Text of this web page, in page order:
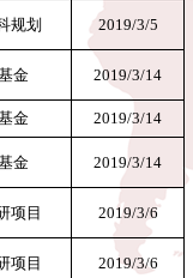
规划 2019/3/5
金 2019/3/14
金 2019/3/14
金 2019/3/14
项目 2019/3/6
项目 2019/3/6